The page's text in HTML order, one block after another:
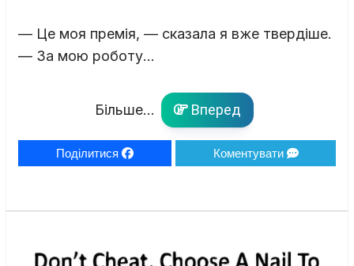
— Це моя премія, — сказала я вже твердіше.
— За мою роботу…
Більше... Вперед
Поділитися Коментувати